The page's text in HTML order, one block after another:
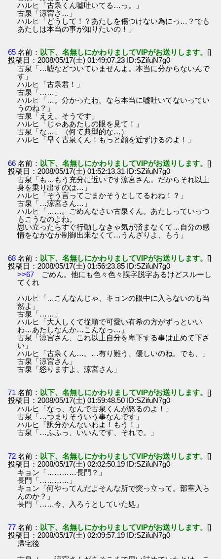
ハルヒ「古泉くん嘘吐いてる…っ。」
古泉「涼宮さ…」
ハルヒ「どうして！？あたしを傷つけない為にっ…？でも
あたしは本当の事が知りたいの！」
65 名前： 以下、名無しにかわりましてVIPがお送りします。 []
投稿日：2008/05/17(土) 01:49:07.23 ID:SZifuN7g0
古泉「…嘘などついていませんよ。本当に分からないんで
す」
ハルヒ「古泉君！」
古泉「……」
ハルヒ「…。分かったわ。なら本当に嘘吐いてないってい
うのね？」
古泉「ええ、そうです」
ハルヒ「じゃああたしの眼を見て！」
古泉「な…」（何て典型的な…）
ハルヒ「早く古泉くん！もっと顔を近ずけるのよ！」
66 名前： 以下、名無しにかわりましてVIPがお送りします。 []
投稿日：2008/05/17(土) 01:52:13.31 ID:SZifuN7g0
古泉「も…もう充分に近いです涼宮さん。だからそれ以上
身を乗り出すのは…」
ハルヒ「そう言ってごまかそうとしてるわね！？」
古泉「…涼宮さん…」
ハルヒ「……。ごめんなさい古泉くん。あたしっていっつ
もこうなのよね。
思い立ったらすぐ行動しなきゃ気が済まなくて…自分の感
情をなかなか制御出来なくて…うんざりよ、もう」
68 名前： 以下、名無しにかわりましてVIPがお送りします。 []
投稿日：2008/05/17(土) 01:56:23.85 ID:SZifuN7g0
>>67 ごめん。他にも色々色々誤字脱字あるけどスルーし
てくれ
ハルヒ「…こんなんじゃ、キョンの眼中に入らないのも当
然よ」
古泉「……」
ハルヒ「大人しくて従順で可愛い有希の方がずっといい
わ…あたしなんか…こんなっ…」
古泉「涼宮さん、これ以上自分を卑下する事は止めて下さ
い」
ハルヒ「古泉くん…。…有り難う、優しいのね。でも、」
古泉「涼宮さん」
古泉「怒りますよ、涼宮さん」
71 名前： 以下、名無しにかわりましてVIPがお送りします。 []
投稿日：2008/05/17(土) 01:59:48.50 ID:SZifuN7g0
ハルヒ「なっ、なんで古泉くんが怒るのよ！」
古泉「…つまりそういう事なんです」
ハルヒ「訳分かんないわよ！もう！」
古泉「…ふふっ、いいんです、それで。」
72 名前： 以下、名無しにかわりましてVIPがお送りします。 []
投稿日：2008/05/17(土) 02:02:50.19 ID:SZifuN7g0
キョン「…………長門？」
長門「…………」
キョン「何やってんだよそんな所で突っ立って。部室入ら
んのか？」
長門「……今、入ろうとしていた処」
77 名前： 以下、名無しにかわりましてVIPがお送りします。 []
投稿日：2008/05/17(土) 02:09:57.19 ID:SZifuN7g0
帰宅後